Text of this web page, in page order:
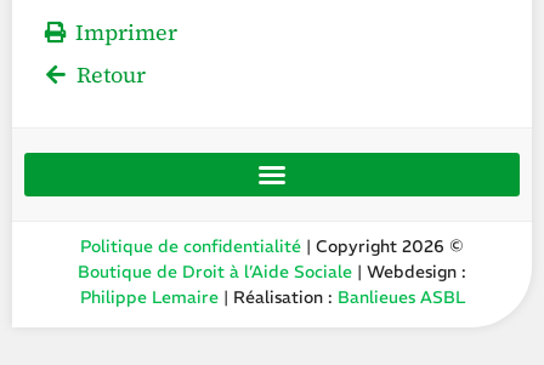
Imprimer
Retour
Politique de confidentialité | Copyright 2026 ©
Boutique de Droit à l’Aide Sociale | Webdesign :
Philippe Lemaire| Réalisation : Banlieues ASBL